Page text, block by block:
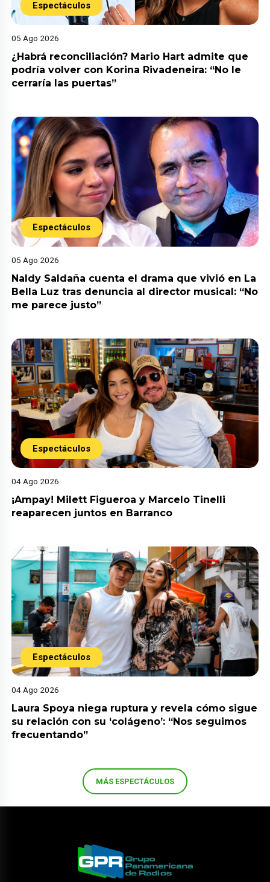
Espectáculos
05 Ago 2026
¿Habrá reconciliación? Mario Hart admite que
podría volver con Korina Rivadeneira: “No le
cerraría las puertas”
Espectáculos
05 Ago 2026
Naldy Saldaña cuenta el drama que vivió en La
Bella Luz tras denuncia al director musical: “No
me parece justo”
Espectáculos
04 Ago 2026
¡Ampay! Milett Figueroa y Marcelo Tinelli
reaparecen juntos en Barranco
Espectáculos
04 Ago 2026
Laura Spoya niega ruptura y revela cómo sigue
su relación con su ‘colágeno’: “Nos seguimos
frecuentando”
MÁS ESPECTÁCULOS